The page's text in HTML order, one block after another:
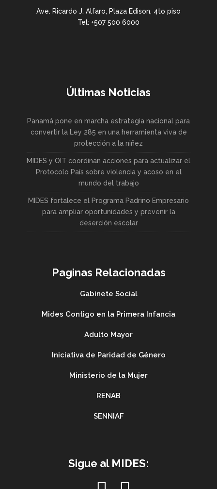
Ave. Ricardo J. Alfaro, Plaza Edison, 4to piso
Tel: +507 500 6000
Últimas Noticias
Panamá pone en marcha estrategia nacional para
convertir la Ley 285 en una herramienta viva de
protección a la niñez
MIDES y OIT coordinan acciones para actualizar el
Protocolo País sobre violencia y acoso en el
mundo del trabajo
MIDES fortalece el Programa Padrino Empresario
para ampliar oportunidades y prevenir la
deserción escolar
Paginas Relacionadas
Gabinete Social
Mides Contigo en la Primera Infancia
Adulto Mayor
Iniciativa de Paridad de Género
Ministerio de la Mujer
RENAB
SENNIAF
Sigue al MIDES: